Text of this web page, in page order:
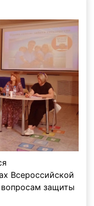
Всероссийской
защиты